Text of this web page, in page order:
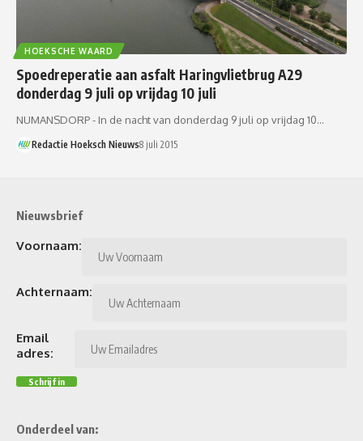
HOEKSCHE WAARD
Spoedreperatie aan asfalt Haringvlietbrug A29
donderdag 9 juli op vrijdag 10 juli
NUMANSDORP - In de nacht van donderdag 9 juli op vrijdag 10…
Redactie Hoeksch Nieuws8 juli 2015
Nieuwsbrief
Voornaam:
Achternaam:
Email
adres:
Onderdeel van: